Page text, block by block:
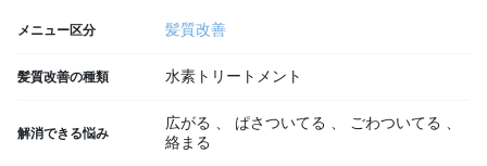
メニュー区分 髪質改善
髪質改善の種類 水素トリートメント
解消できる悩み
広がる 、 ぱさついてる 、 ごわついてる 、
絡まる